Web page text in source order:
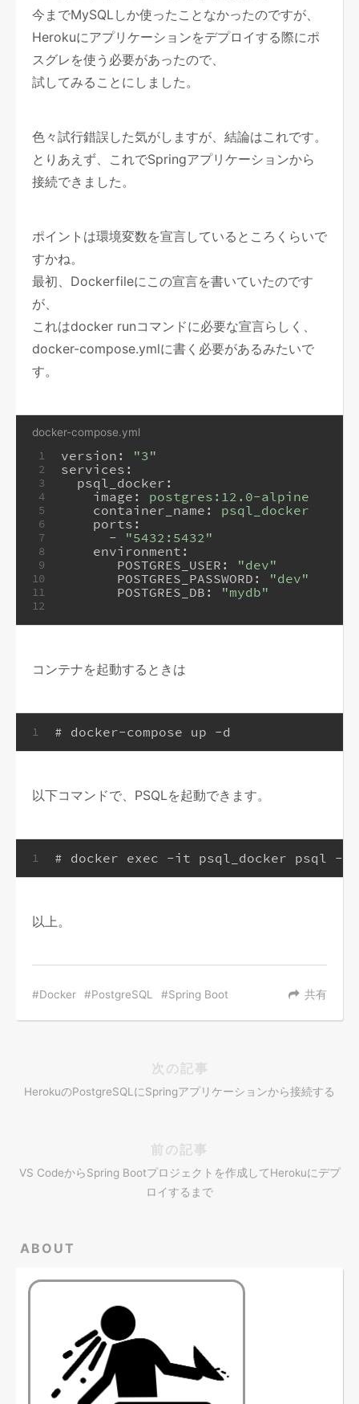
今までMySQLしか使ったことなかったのですが、
Herokuにアプリケーションをデプロイする際にポ
スグレを使う必要があったので、
試してみることにしました。
色々試行錯誤した気がしますが、結論はこれです。
とりあえず、これでSpringアプリケーションから
接続できました。
ポイントは環境変数を宣言しているところくらいで
すかね。
最初、Dockerfileにこの宣言を書いていたのです
が、
これはdocker runコマンドに必要な宣言らしく、
docker-compose.ymlに書く必要があるみたいで
す。
docker-compose.yml
1
2
3
4
5
6
7
8
9
10
11
12
version:
"3"
services:
psql_docker:
image:
postgres:12.0-alpine
container_name:
psql_docker
ports:
-
"5432:5432"
environment:
POSTGRES_USER:
"dev"
POSTGRES_PASSWORD:
"dev"
POSTGRES_DB:
"mydb"
コンテナを起動するときは
1 # docker-compose up -d
以下コマンドで、PSQLを起動できます。
1 # docker exec -it psql_docker psql -U
以上。
共有
Docker PostgreSQL Spring Boot
次の記事
HerokuのPostgreSQLにSpringアプリケーションから接続する
前の記事
VS CodeからSpring Bootプロジェクトを作成してHerokuにデプ
ロイするまで
ABOUT